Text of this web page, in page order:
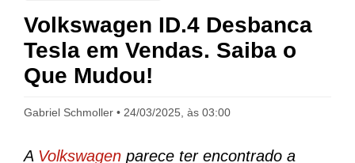
Volkswagen ID.4 Desbanca
Tesla em Vendas. Saiba o
Que Mudou!
Gabriel Schmoller 24/03/2025, às 03:00
A Volkswagen parece ter encontrado a